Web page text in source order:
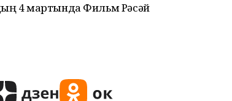
4 мартында Фильм Рәсәй